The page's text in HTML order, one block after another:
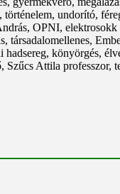
undorító,
OPNI,
könyörgés,
Attila professzor,